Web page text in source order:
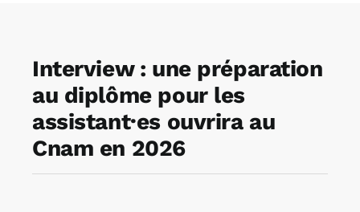
Agenda
Kiosque
Interview : une préparation
au diplôme pour les
assistant·es ouvrira au
Cnam en 2026